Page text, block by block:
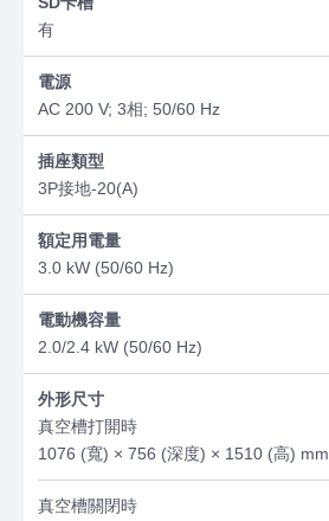
有
電源
AC 200 V; 3相; 50/60 Hz
插座類型
3P接地-20(A)
額定用電量
3.0 kW (50/60 Hz)
電動機容量
2.0/2.4 kW (50/60 Hz)
外形尺寸
真空槽打開時
1076 (寬) × 756 (深度) × 1510 (高) mm
真空槽關閉時